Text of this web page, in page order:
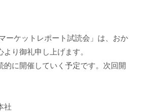
ーケットレポート試読会」は、おか
り御礼申し上げます。
に開催していく予定です。次回開
社